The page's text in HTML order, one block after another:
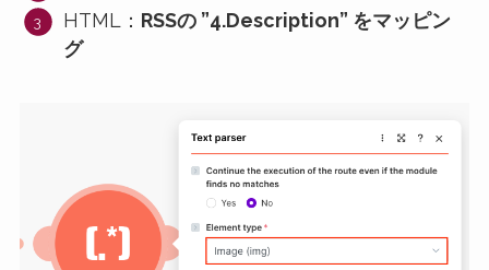
HTML： RSSの ”4.Description” をマッピン
グ